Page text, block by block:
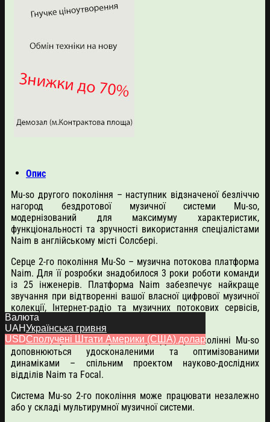
Опис
Mu-so другого покоління – наступник відзначеної безліччю
нагород бездротової музичної системи Mu-so,
модернізований для максимуму характеристик,
функціональності та зручності використання спеціалістами
Naim в англійському місті Солсбері.
Серце 2-го покоління Mu-So – музична потокова платформа
Naim. Для її розробки знадобилося 3 роки роботи команди
із 25 інженерів. Платформа Naim забезпечує найкраще
звучання при відтворенні вашої власної цифрової музичної
колекції, Інтернет-радіо та музичних потокових сервісів,
таких як TIDAL та Spotify.
450 Ватт музичної потужності у другому поколінні Mu-so
доповнюються удосконаленими та оптимізованими
динаміками – спільним проектом науково-дослідних
відділів Naim та Focal.
Система Mu-so 2-го покоління може працювати незалежно
або у складі мультирумної музичної системи.
Валюта
UAHУкраїнська гривня
USDСполучені Штати Америки (США) долар